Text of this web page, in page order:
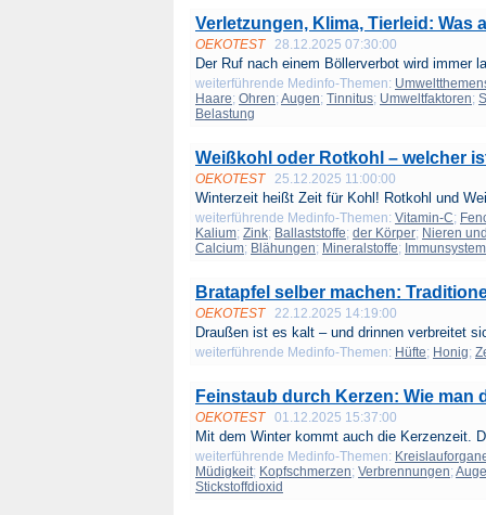
Verletzungen, Klima, Tierleid:
OEKOTEST 28.12.2025 07:30:00
Der Ruf nach einem Böllerverbot wird immer
weiterführende Medinfo-Themen:
Haare; Ohren; Augen; Tinnitus; Umweltfaktoren;
Belastung
Weißkohl oder Rotkohl – welcher
OEKOTEST 25.12.2025 11:00:00
Winterzeit heißt Zeit für Kohl! Rotkohl und
weiterführende Medinfo-Themen: Vitamin-C;
Kalium; Zink; Ballaststoffe; der Körper; Nieren
Calcium; Blähungen; Mineralstoffe; Immunsystem
Bratapfel selber machen:
OEKOTEST 22.12.2025 14:19:00
Draußen ist es kalt – und drinnen verbreitet
weiterführende Medinfo-Themen: Hüfte; Honig;
Feinstaub durch Kerzen: Wie man
OEKOTEST 01.12.2025 15:37:00
Mit dem Winter kommt auch die Kerzenzeit.
weiterführende Medinfo-Themen:
Müdigkeit; Kopfschmerzen; Verbrennungen;
Stickstoffdioxid